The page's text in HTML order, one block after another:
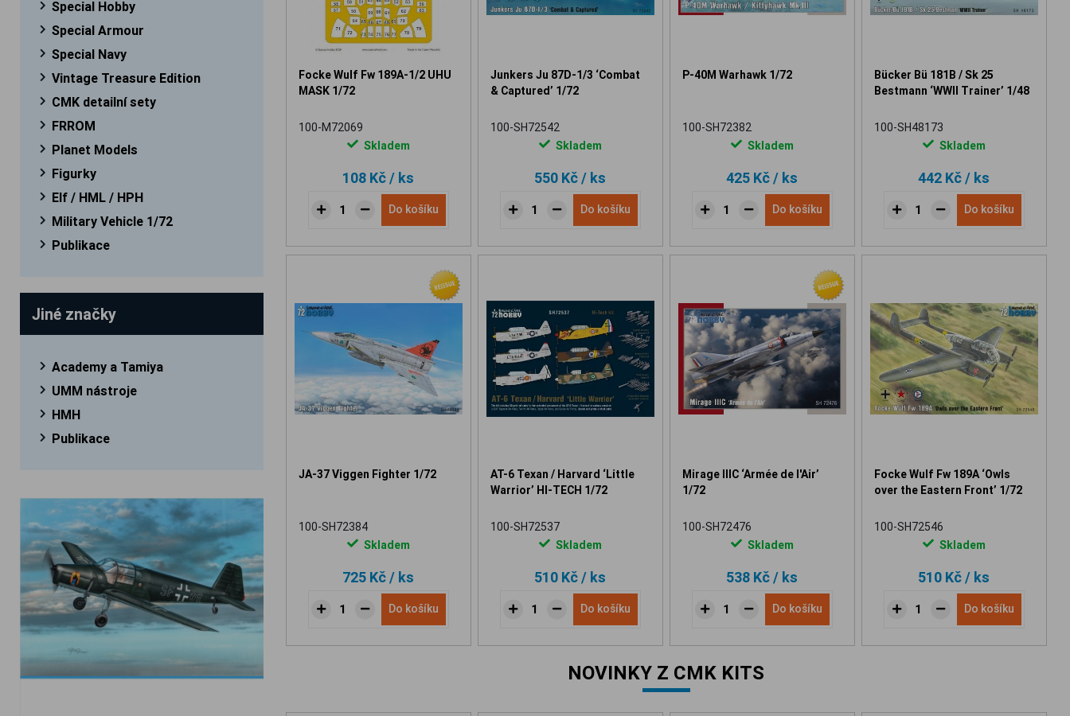
Special Hobby
Special Armour
Special Navy
Vintage Treasure Edition
CMK detailní sety
FRROM
Planet Models
Figurky
Elf / HML / HPH
Military Vehicle 1/72
Publikace
Jiné značky
Academy a Tamiya
UMM nástroje
HMH
Publikace
Focke Wulf Fw 189A-1/2 UHU
MASK 1/72
100-M72069
Skladem
108 Kč/ ks
Do košíku
Junkers Ju 87D-1/3 ‘Combat
& Captured’ 1/72
100-SH72542
Skladem
550 Kč/ ks
Do košíku
P-40M Warhawk 1/72
100-SH72382
Skladem
425 Kč/ ks
Do košíku
Bücker Bü 181B / Sk 25
Bestmann ‘WWII Trainer’ 1/48
100-SH48173
Skladem
442 Kč/ ks
Do košíku
JA-37 Viggen Fighter 1/72
100-SH72384
Skladem
725 Kč/ ks
Do košíku
AT-6 Texan / Harvard ‘Little
Warrior’ HI-TECH 1/72
100-SH72537
Skladem
510 Kč/ ks
Do košíku
Mirage IIIC ‘Armée de l'Air’
1/72
100-SH72476
Skladem
538 Kč/ ks
Do košíku
Focke Wulf Fw 189A ‘Owls
over the Eastern Front’ 1/72
100-SH72546
Skladem
510 Kč/ ks
Do košíku
NOVINKY Z CMK KITS